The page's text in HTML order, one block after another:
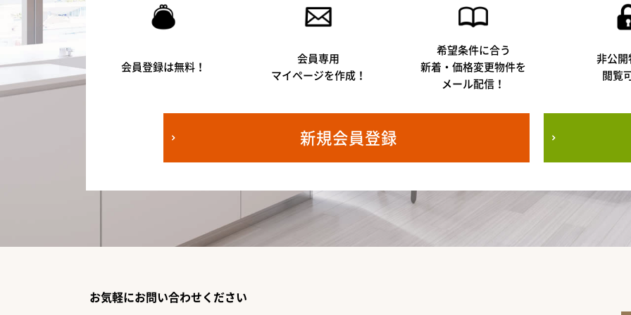
会員登録は無料！
会員専用
マイページを作成！
希望条件に合う
新着・価格変更物件を
メール配信！
非公
閲覧
新規会員登録
お気軽にお問い合わせください